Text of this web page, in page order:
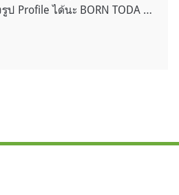
หลายชนิด
ป Profile ได้นะ BORN TODA …
าไทยต่อความ เสี่ยงสูญพันธุ์